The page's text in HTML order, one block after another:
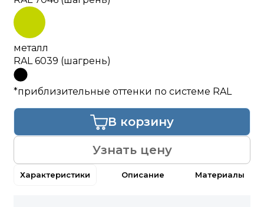
Характеристики Описание Материалы
металл
RAL 6039 (шагрень)
*приблизительные оттенки по системе RAL
Узнать цену
В корзину